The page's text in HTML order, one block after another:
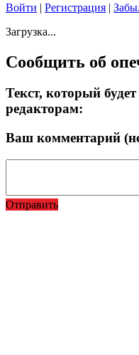
Войти | Регистрация |
Загрузка...
Сообщить об
Текст, который
редакторам:
Ваш комментарий
Отправить